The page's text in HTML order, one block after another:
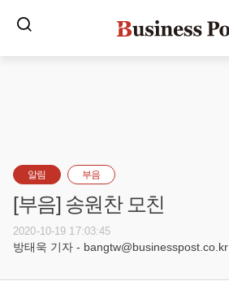
알림 부음
[부음] 송원찬 모친
2020-10-19 17:03:45
방태욱 기자 - bangtw@businesspost.co.kr